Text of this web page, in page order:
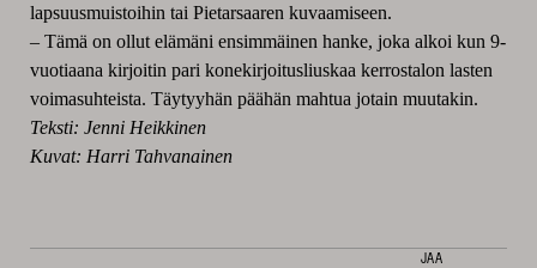
lapsuusmuistoihin tai Pietarsaaren kuvaamiseen.
– Tämä on ollut elämäni ensimmäinen hanke, joka alkoi kun 9-
vuotiaana kirjoitin pari konekirjoitusliuskaa kerrostalon lasten
voimasuhteista. Täytyyhän päähän mahtua jotain muutakin.
Teksti: Jenni Heikkinen
Kuvat: Harri Tahvanainen
JAA